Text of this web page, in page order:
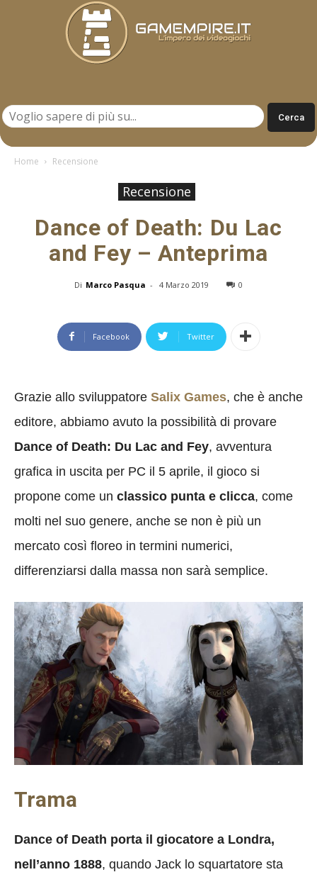
Home Recensione
Recensione
Dance of Death: Du Lac
and Fey – Anteprima
Di Marco Pasqua - 4 Marzo 2019 0
Facebook Twitter
Grazie allo sviluppatore Salix Games, che è anche
editore, abbiamo avuto la possibilità di provare
Dance of Death: Du Lac and Fey, avventura
grafica in uscita per PC il 5 aprile, il gioco si
propone come un classico punta e clicca, come
molti nel suo genere, anche se non è più un
mercato così floreo in termini numerici,
differenziarsi dalla massa non sarà semplice.
Trama
Dance of Death porta il giocatore a Londra,
nell’anno 1888, quando Jack lo squartatore sta